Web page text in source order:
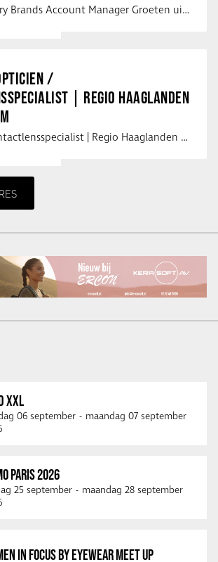
Vacature Luxury Brands Account Manager Groeten uit Spanje! Vanaf mijn …
/
| REGIO HAAGLANDEN
Opticien / Contactlensspecialist | Regio Haaglanden & Rotterdam Saludos uit …
XXL
06 september - maandag 07 september
PARIS 2026
25 september - maandag 28 september
IN FOCUS BY EYEWEAR MEET UP